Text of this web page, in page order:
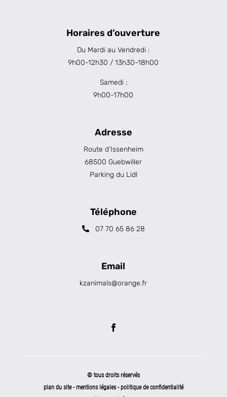
Horaires d’ouverture
Du Mardi au Vendredi :
9h00-12h30 / 13h30-18h00
Samedi :
9h00-17h00
Adresse
Route d’Issenheim
68500 Guebwiller
Parking du Lidl
Téléphone
07 70 65 86 28
Email
kzanimals@orange.fr
© tous droits réservés
plan du site-mentions légales -politique de confidentialité